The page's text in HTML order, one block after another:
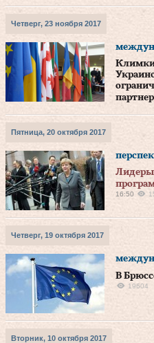
Четверг, 23 ноября 2017
Пятница, 20 октября 2017
Лидеры
16:50
Четверг, 19 октября 2017
В
19604
Вторник, 10 октября 2017